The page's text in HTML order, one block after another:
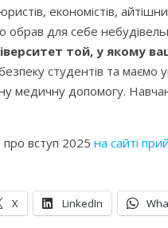
економістів,
обрав для себе
той, у якому
студентів та маємо
медичну допомогу.
вступ 2025 на сайті
X LinkedIn